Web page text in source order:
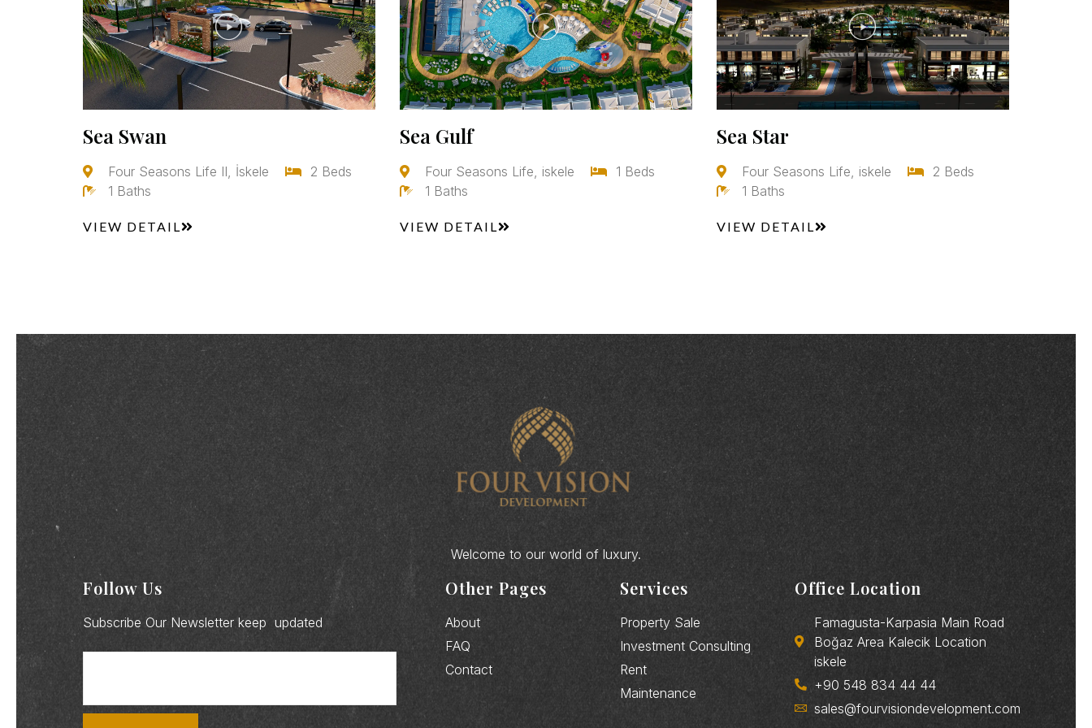
Sea Swan
Four Seasons Life II, İskele
2 Beds
1 Baths
VIEW DETAIL
Sea Gulf
Four Seasons Life, iskele
1 Beds
1 Baths
VIEW DETAIL
Sea Star
Four Seasons Life, iskele
2 Beds
1 Baths
VIEW DETAIL
Welcome to our world of luxury.
Follow Us
Subscribe Our Newsletter keep updated
Other Pages
About
FAQ
Contact
Services
Property Sale
Investment Consulting
Rent
Maintenance
Office Location
Famagusta-Karpasia Main Road
Boğaz Area Kalecik Location
iskele
+90 548 834 44 44
sales@fourvisiondevelopment.com